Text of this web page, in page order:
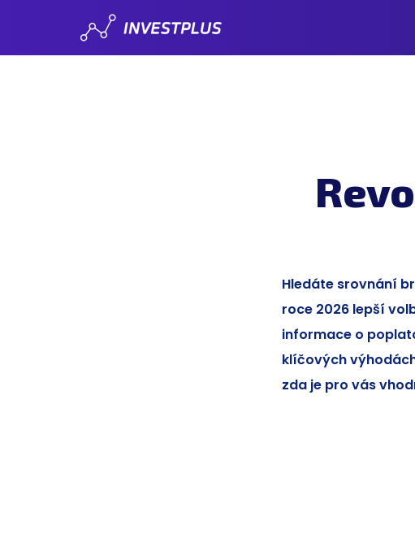
Hledáte srovnání
roce 2026 lepší
informace o
klíčových
zda je pro vás